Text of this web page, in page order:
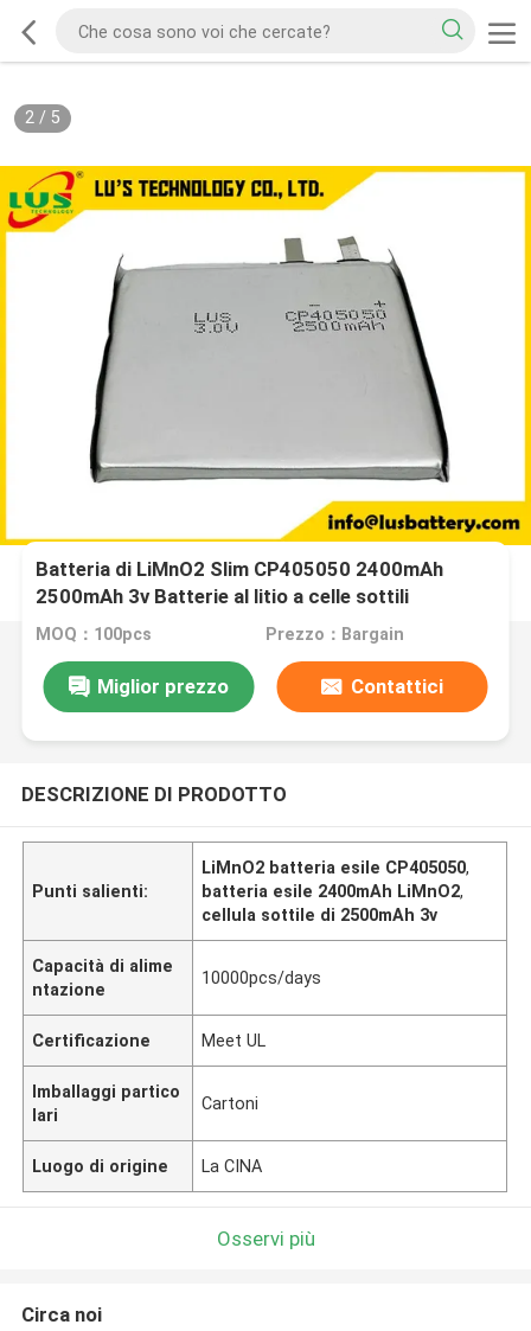
2/ 5
Batteria di LiMnO2 Slim CP405050 2400mAh
2500mAh 3v Batterie al litio a celle sottili
Cp405050
MOQ：100pcs Prezzo：Bargain
Miglior prezzo Contattici
DESCRIZIONE DI PRODOTTO
Punti salienti:
LiMnO2 batteria esile CP405050,
batteria esile 2400mAh LiMnO2,
cellula sottile di 2500mAh 3v
Capacità di alime
ntazione
10000pcs/days
Certificazione Meet UL
Imballaggi partico
lari
Cartoni
Luogo di origine La CINA
Osservi più
Circa noi